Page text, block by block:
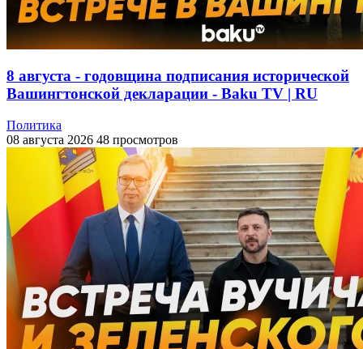
8 августа - годовщина подписания исторической
Вашингтонской декларации - Baku TV | RU
Политика
08 августа 2026 48 просмотров